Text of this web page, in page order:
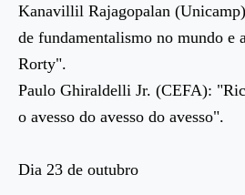
Kanavillil Rajagopalan
de fundamentalismo no mundo e
Rorty".
Paulo Ghiraldelli Jr. (CEFA):
o avesso do avesso do avesso".
Dia 23 de outubro